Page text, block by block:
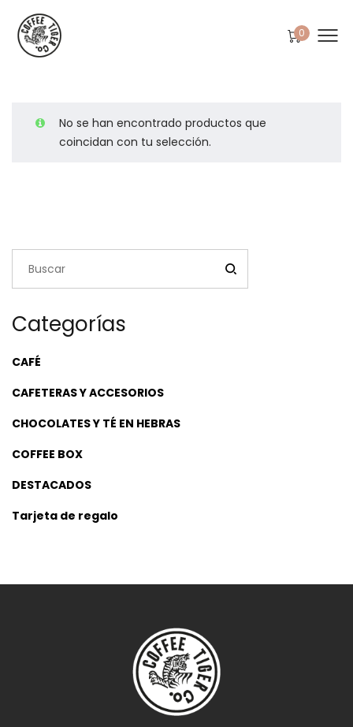
0
No se han encontrado productos que
coincidan con tu selección.
Categorías
CAFÉ
CAFETERAS Y ACCESORIOS
CHOCOLATES Y TÉ EN HEBRAS
COFFEE BOX
DESTACADOS
Tarjeta de regalo